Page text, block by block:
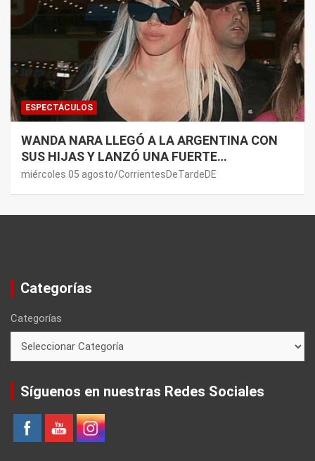
ESPECTÁCULOS
WANDA NARA LLEGÓ A LA ARGENTINA CON
SUS HIJAS Y LANZÓ UNA FUERTE
PREMONICIÓN SOBRE MAURO ICARDI
miércoles 05 agosto CorrientesDeTardeDE
Categorías
Categorías
Síguenos en nuestras Redes Sociales